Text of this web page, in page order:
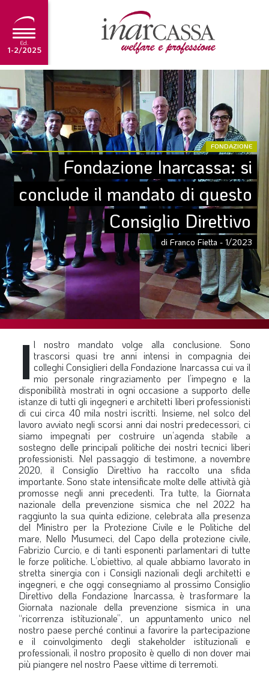
Ed.
1-2/2025
NEWS
EDITORIALE
TUTORIAL
SCADENZARIO
ARCHIVIO
Ultima edizione
1-2/2025
SOMMARIO
EDITORIALE
PREVIDENZA
FOCUS
PROFESSIONE
TERZA PAGINA
LE FOTO DEL FIL ROUGE
IN QUESTO NUMERO
SCENARIO ECONOMICO
SPAZIO APERTO
GOVERNANCE
FONDAZIONE
ASSOCIAZIONI
LA VIGNETTA DI EVASIO
SPECIALE
CAMBIA NUMERO expand_more
FONDAZIONE
Fondazione Inarcassa: si
conclude il mandato di questo
Consiglio Direttivo
di Franco Fietta - 1/2023
I l nostro mandato volge alla conclusione. Sono
trascorsi quasi tre anni intensi in compagnia dei
colleghi Consiglieri della Fondazione Inarcassa cui va il
mio personale ringraziamento per l’impegno e la
disponibilità mostrati in ogni occasione a supporto delle
istanze di tutti gli ingegneri e architetti liberi professionisti
di cui circa 40 mila nostri iscritti. Insieme, nel solco del
lavoro avviato negli scorsi anni dai nostri predecessori, ci
siamo impegnati per costruire un’agenda stabile a
sostegno delle principali politiche dei nostri tecnici liberi
professionisti. Nel passaggio di testimone, a novembre
2020, il Consiglio Direttivo ha raccolto una sfida
importante. Sono state intensificate molte delle attività già
promosse negli anni precedenti. Tra tutte, la Giornata
nazionale della prevenzione sismica che nel 2022 ha
raggiunto la sua quinta edizione, celebrata alla presenza
del Ministro per la Protezione Civile e le Politiche del
mare, Nello Musumeci, del Capo della protezione civile,
Fabrizio Curcio, e di tanti esponenti parlamentari di tutte
le forze politiche. L’obiettivo, al quale abbiamo lavorato in
stretta sinergia con i Consigli nazionali degli architetti e
ingegneri, e che oggi consegniamo al prossimo Consiglio
Direttivo della Fondazione Inarcassa, è trasformare la
Giornata nazionale della prevenzione sismica in una
“ricorrenza istituzionale”, un appuntamento unico nel
nostro paese perché continui a favorire la partecipazione
e il coinvolgimento degli stakeholder istituzionali e
professionali, il nostro proposito è quello di non dover mai
più piangere nel nostro Paese vittime di terremoti.